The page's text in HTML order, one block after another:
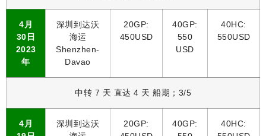
4月
30日
2023
年
深圳到达沃
海运
Shenzhen-
Davao
20GP:
450USD
40GP:
550
USD
40HC:
550USD
中转 7 天 直达 4 天 船期；3/5
4月
深圳到达沃
20GP:
40GP:
40HC: